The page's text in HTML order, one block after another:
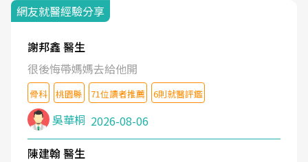
網友就醫經驗分享
謝邦鑫 醫生
很後悔帶媽媽去給他開
骨科 桃園縣 71位讀者推薦 6則就醫評鑑
吳華桐 2026-08-06
陳建翰 醫生